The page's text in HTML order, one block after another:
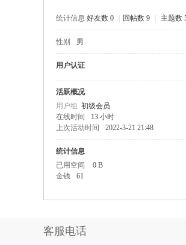
统计信息 好友数 0 回帖数 9 主题数
性别 男
用户认证
活跃概况
用户组 初级会员
在线时间
13 小时
上次活动时间
2022-3-21 21:48
统计信息
已用空间
0 B
金钱
61
客服电话